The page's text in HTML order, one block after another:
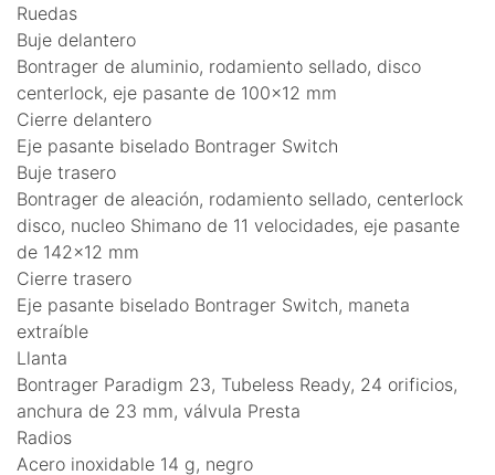
Ruedas
Buje delantero
Bontrager de aluminio, rodamiento sellado, disco
centerlock, eje pasante de 100x12 mm
Cierre delantero
Eje pasante biselado Bontrager Switch
Buje trasero
Bontrager de aleación, rodamiento sellado, centerlock
disco, nucleo Shimano de 11 velocidades, eje pasante
de 142x12 mm
Cierre trasero
Eje pasante biselado Bontrager Switch, maneta
extraíble
Llanta
Bontrager Paradigm 23, Tubeless Ready, 24 orificios,
anchura de 23 mm, válvula Presta
Radios
Acero inoxidable 14 g, negro